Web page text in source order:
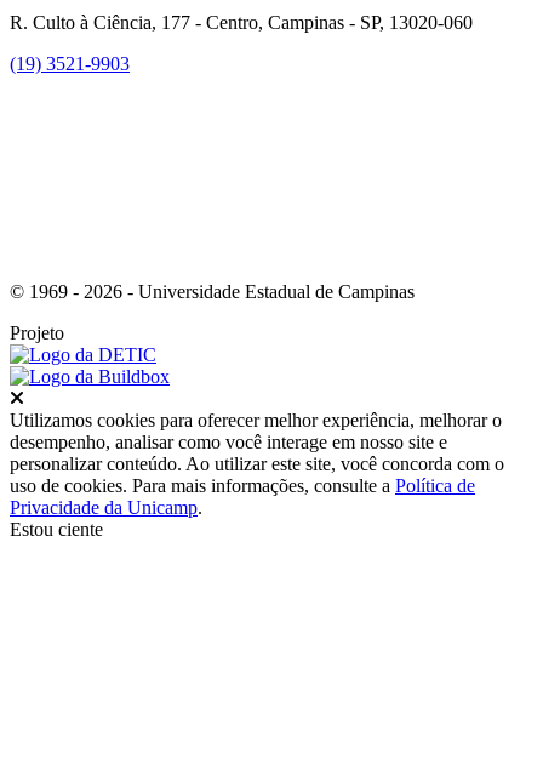
R. Culto à Ciência, 177 - Centro, Campinas - SP, 13020-060
(19) 3521-9903
© 1969 - 2026 - Universidade Estadual de Campinas
Projeto
Utilizamos cookies para oferecer melhor experiência, melhorar o
desempenho, analisar como você interage em nosso site e
personalizar conteúdo. Ao utilizar este site, você concorda com o
uso de cookies. Para mais informações, consulte a Política de
Privacidade da Unicamp.
Estou ciente